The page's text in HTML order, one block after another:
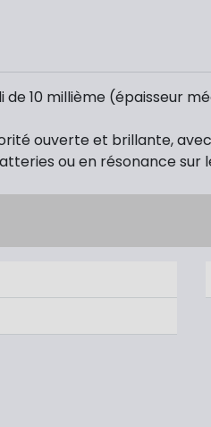
10 millième (épaisseur
ouverte et brillante,
ou en résonance